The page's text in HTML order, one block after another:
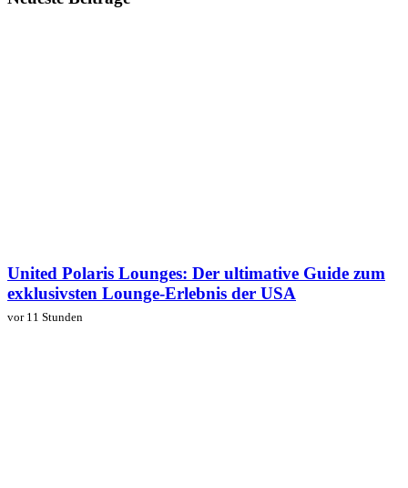
United Polaris Lounges: Der ultimative Guide zum
exklusivsten Lounge-Erlebnis der USA
vor 11 Stunden